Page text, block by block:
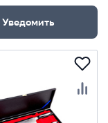
Уведомить